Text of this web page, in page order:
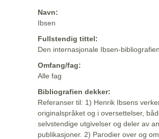
Navn:
Ibsen
Fullstendig tittel:
Den internasjonale Ibsen-bibliografien
Omfang/fag:
Alle fag
Bibliografien dekker:
Referanser til: 1) Henrik Ibsens
originalspråket og i oversettelser,
selvstendige utgivelser og deler av
publikasjoner. 2) Parodier over og